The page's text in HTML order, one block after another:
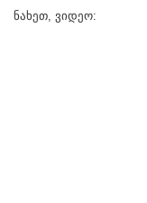
ნახეთ, ვიდეო: